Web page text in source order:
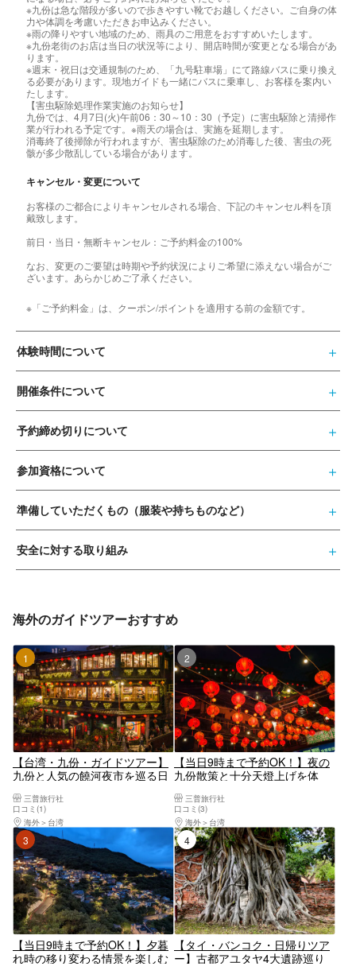
※九份は急な階段が多いので歩きやすい靴でお越しください。ご自身の体
力や体調を考慮いただきお申込みください。
※雨の降りやすい地域のため、雨具のご用意をおすすめいたします。
※九份老街のお店は当日の状況等により、開店時間が変更となる場合があ
ります。
※週末・祝日は交通規制のため、「九号駐車場」にて路線バスに乗り換え
る必要があります。現地ガイドも一緒にバスに乗車し、お客様を案内い
たします。
【害虫駆除処理作業実施のお知らせ】
九份では、4月7日(火)午前06：30～10：30（予定）に害虫駆除と清掃作
業が行われる予定です。※雨天の場合は、実施を延期します。
消毒終了後掃除が行われますが、害虫駆除のため消毒した後、害虫の死
骸が多少散乱している場合があります。
キャンセル・変更について
お客様のご都合によりキャンセルされる場合、下記のキャンセル料を頂
戴致します。
前日・当日・無断キャンセル：ご予約料金の100%
なお、変更のご要望は時期や予約状況によりご希望に添えない場合がご
ざいます。あらかじめご了承ください。
※「ご予約料金」は、クーポン/ポイントを適用する前の金額です。
体験時間について
開催条件について
予約締め切りについて
参加資格について
準備していただくもの（服装や持ちものなど）
安全に対する取り組み
海外のガイドツアーおすすめ
1位
【台湾・九份・ガイドツアー】
九份と人気の饒河夜市を巡る日
ン）三普旅行社
口コミ(1)
海外
台湾
【当日9時まで予約OK！】夜の
九份散策と十分天燈上げを体
イントに楽しむナイトツアー＜
日本語ガイド・士林夜市やマッ
サージ店で解散OK＞
三普旅行社
口コミ(3)
海外
台湾
3位
【当日9時まで予約OK！】夕暮
れ時の移り変わる情景を楽しむ
4位
【タイ・バンコク・日帰りツア
ー】古都アユタヤ4大遺跡巡り